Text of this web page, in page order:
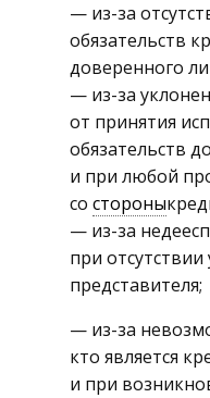
— из-за
обязательств
доверенного
— из-за
от принятия
обязательств
и при любой
со стороны
— из-за
при отсутствии
представителя;
— из-за
кто является
и при